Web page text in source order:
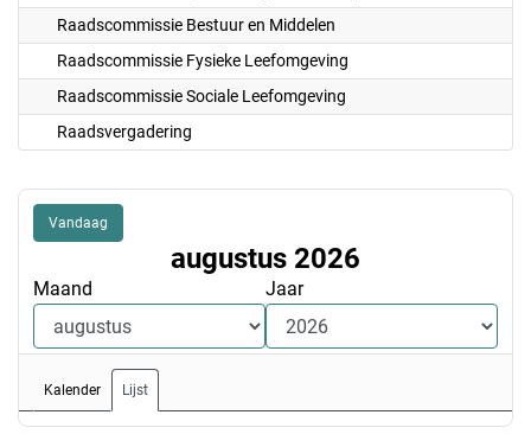
Raadscommissie Bestuur en Middelen
Raadscommissie Fysieke Leefomgeving
Raadscommissie Sociale Leefomgeving
Raadsvergadering
Vandaag
augustus 2026
Maand Jaar
Kalender Lijst